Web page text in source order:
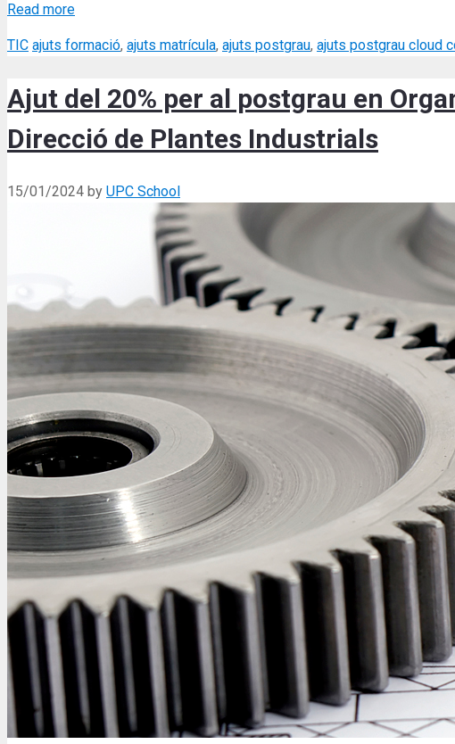
Read more
Categories
TIC Tags
ajuts formació, ajuts matrícula, ajuts postgrau, ajuts postgrau cloud
Ajut del 20% per al postgrau en
Direcció de Plantes Industrials
15/01/2024 by UPC School